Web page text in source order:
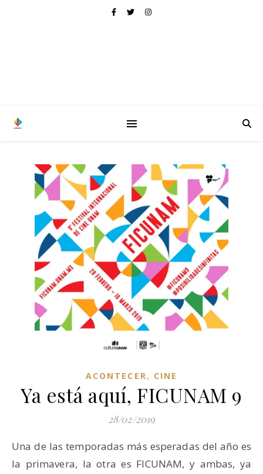
ACONTECER, CINE
Ya está aquí, FICUNAM 9
28/02/2019
Una de las temporadas más esperadas del año es
la primavera, la otra es FICUNAM, y ambas, ya